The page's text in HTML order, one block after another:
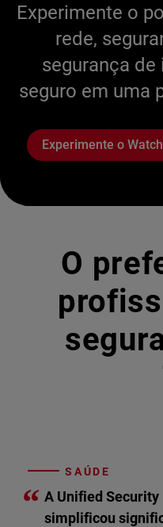
Experimente o
rede,
segurança de
seguro em uma
Experimente o
O
SAÚDE
“ A Unified
simplificou